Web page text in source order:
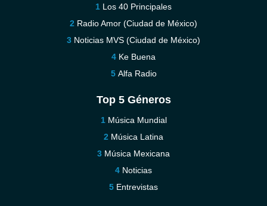
Los 40 Principales
Radio Amor (Ciudad de México)
Noticias MVS (Ciudad de México)
Ke Buena
Alfa Radio
Top 5 Géneros
Música Mundial
Música Latina
Música Mexicana
Noticias
Entrevistas